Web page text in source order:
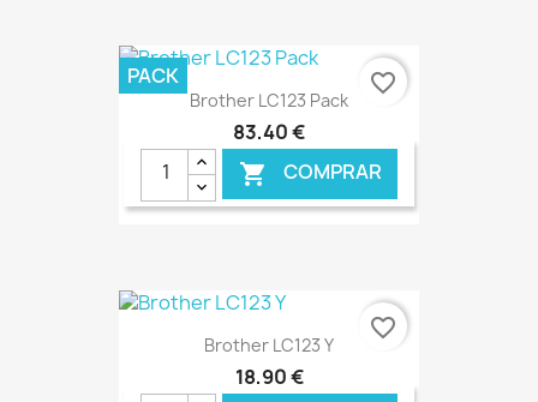
€ ONLINE
Brother LC123 Pack
83,40 €
 COMPRAR
€ ONLINE
PACK favorite_border
Brother LC123 Y
18,90 €
favorite_border